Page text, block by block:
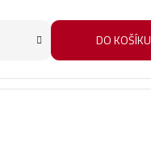
DO KOŠÍKU